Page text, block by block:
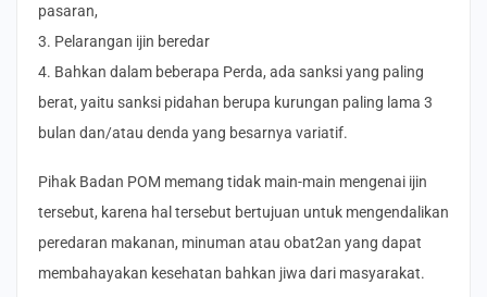
pasaran,
3. Pelarangan ijin beredar
4. Bahkan dalam beberapa Perda, ada sanksi yang paling
berat, yaitu sanksi pidahan berupa kurungan paling lama 3
bulan dan/atau denda yang besarnya variatif.
Pihak Badan POM memang tidak main-main mengenai ijin
tersebut, karena hal tersebut bertujuan untuk mengendalikan
peredaran makanan, minuman atau obat2an yang dapat
membahayakan kesehatan bahkan jiwa dari masyarakat.